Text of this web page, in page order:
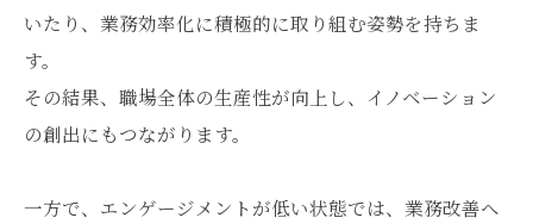
いたり、業務効率化に積極的に取り組む姿勢を持ちま
す。
その結果、職場全体の生産性が向上し、イノベーション
の創出にもつながります。
一方で、エンゲージメントが低い状態では、業務改善へ